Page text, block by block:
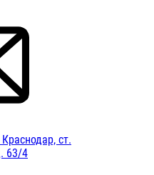
ст.
63/4